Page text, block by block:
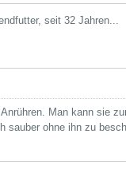
seit 32 Jahren...
Man kann sie
sauber ohne ihn zu